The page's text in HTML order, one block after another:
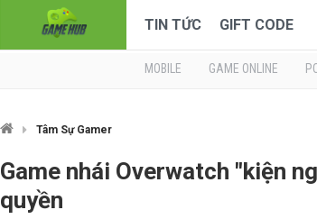
TIN TỨC GIFT CODE
MOBILE GAME ONLINE
Tâm Sự Gamer
Game nhái Overwatch "kiện
quyền